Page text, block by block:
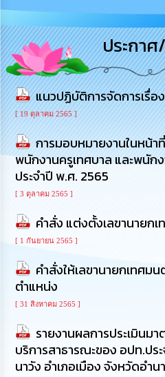
ความ
รู้
การ
ดำเนิน
งาน
การ
ให้
บริการ
แผนการ
ใช้
จ่าย
งบ
ประมาณ
ประจำ
การ
บริหาร
พัฒนา
ทรัพยากร
บุคคล
ประกา
แนวปฏิบัติการจัดการเรื่อ
[ 19 ตุลาคม 2565 ]
การมอบหมายงานในหน้
พนักงานครูเทศบาล และพนัก
ประจำปี พ.ศ. 2565
[ 3 ตุลาคม 2565 ]
คำสั่ง แต่งตั้งเลขานายก
[ 1 กันยายน 2565 ]
คำสั่งให้เลขานายกเทศม
ตำแหน่ง
[ 31 สิงหาคม 2565 ]
รายงานผลการประเมินม
บริการสาธารณะของ อปท.ปร
นาวัง อำเภอเมือง จังหวัดอำน